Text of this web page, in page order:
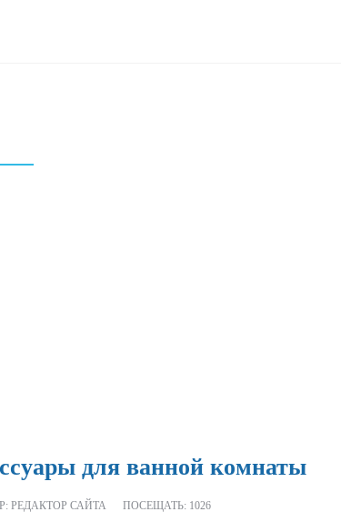
для ванной комнаты
РЕДАКТОР САЙТА ПОСЕЩАТЬ: 1026